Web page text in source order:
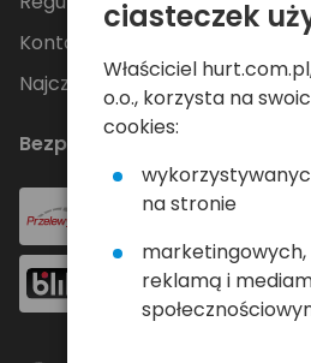
Kontakt
Najczęściej zadawane pytania
Bezpieczne płatności
ciasteczek
Właściciel
o.o., korzysta na
cookies:
na stronie
marketingowych,
reklamą i